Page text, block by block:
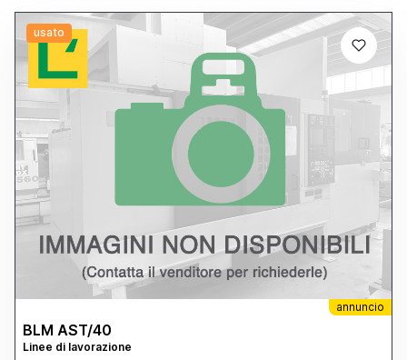
usato
annuncio
BLM AST/40
Linee di lavorazione